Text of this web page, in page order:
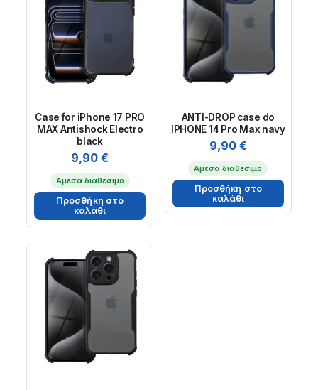
Case for iPhone 17 PRO
MAX Antishock Electro
black
9,90€
Άμεσα διαθέσιμο
Προσθήκη στο
καλάθι
ANTI-DROP case do
IPHONE 14 Pro Max navy
9,90 €
Άμεσα διαθέσιμο
Προσθήκη στο
καλάθι